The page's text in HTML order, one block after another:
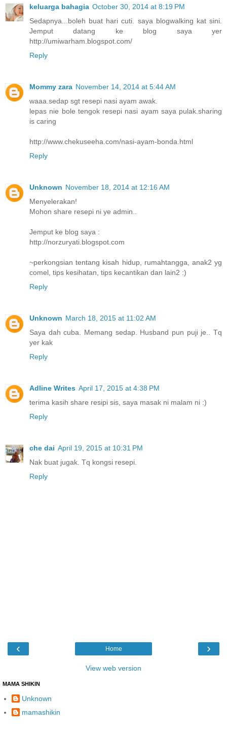
keluarga bahagia October 30, 2014 at 8:19 PM
Sedapnya...boleh buat hari cuti. saya blogwalking kat sini.
Jemput datang ke blog saya yer
http://umiwarham.blogspot.com/
Reply
Mommy zara November 14, 2014 at 5:44 AM
waaa.sedap sgt resepi nasi ayam awak.
lepas nie bole tengok resepi nasi ayam saya pulak.sharing
is caring
http://www.chekuseeha.com/nasi-ayam-bonda.html
Reply
Unknown November 18, 2014 at 12:16 AM
Menyelerakan!
Mohon share resepi ni ye admin..
Jemput ke blog saya :
http://norzuryati.blogspot.com
~perkongsian tentang kisah hidup, rumahtangga, anak2 yg
comel, tips kesihatan, tips kecantikan dan lain2 :)
Reply
Unknown March 18, 2015 at 11:02 AM
Saya dah cuba. Memang sedap. Husband pun puji je.. Tq
yer kak
Reply
Adline Writes April 17, 2015 at 4:38 PM
terima kasih share resipi sis, saya masak ni malam ni :)
Reply
che dai April 19, 2015 at 10:31 PM
Nak buat jugak. Tq kongsi resepi.
Reply
‹ ›
Home
View web version
MAMA SHIKIN
Unknown
mamashikin